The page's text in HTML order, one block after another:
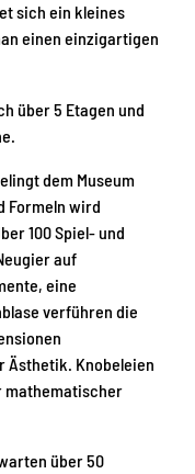
sich ein kleines
einen einzigartigen
über 5 Etagen und
dem Museum
Formeln wird
100 Spiel- und
auf
eine
verführen die
Ästhetik. Knobeleien
mathematischer
über 50